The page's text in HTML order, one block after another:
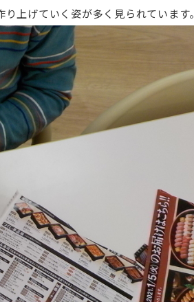
上げていく姿が多く見られています。